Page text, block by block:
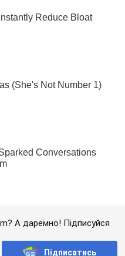
А даремно! Підписуйся
Підписатись